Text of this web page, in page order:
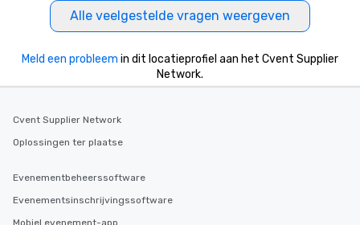
Alle veelgestelde vragen weergeven
Meld een probleem in dit locatieprofiel aan het Cvent Supplier
Network.
Cvent Supplier Network
Oplossingen ter plaatse
Evenementbeheerssoftware
Evenementsinschrijvingssoftware
Mobiel evenement-app